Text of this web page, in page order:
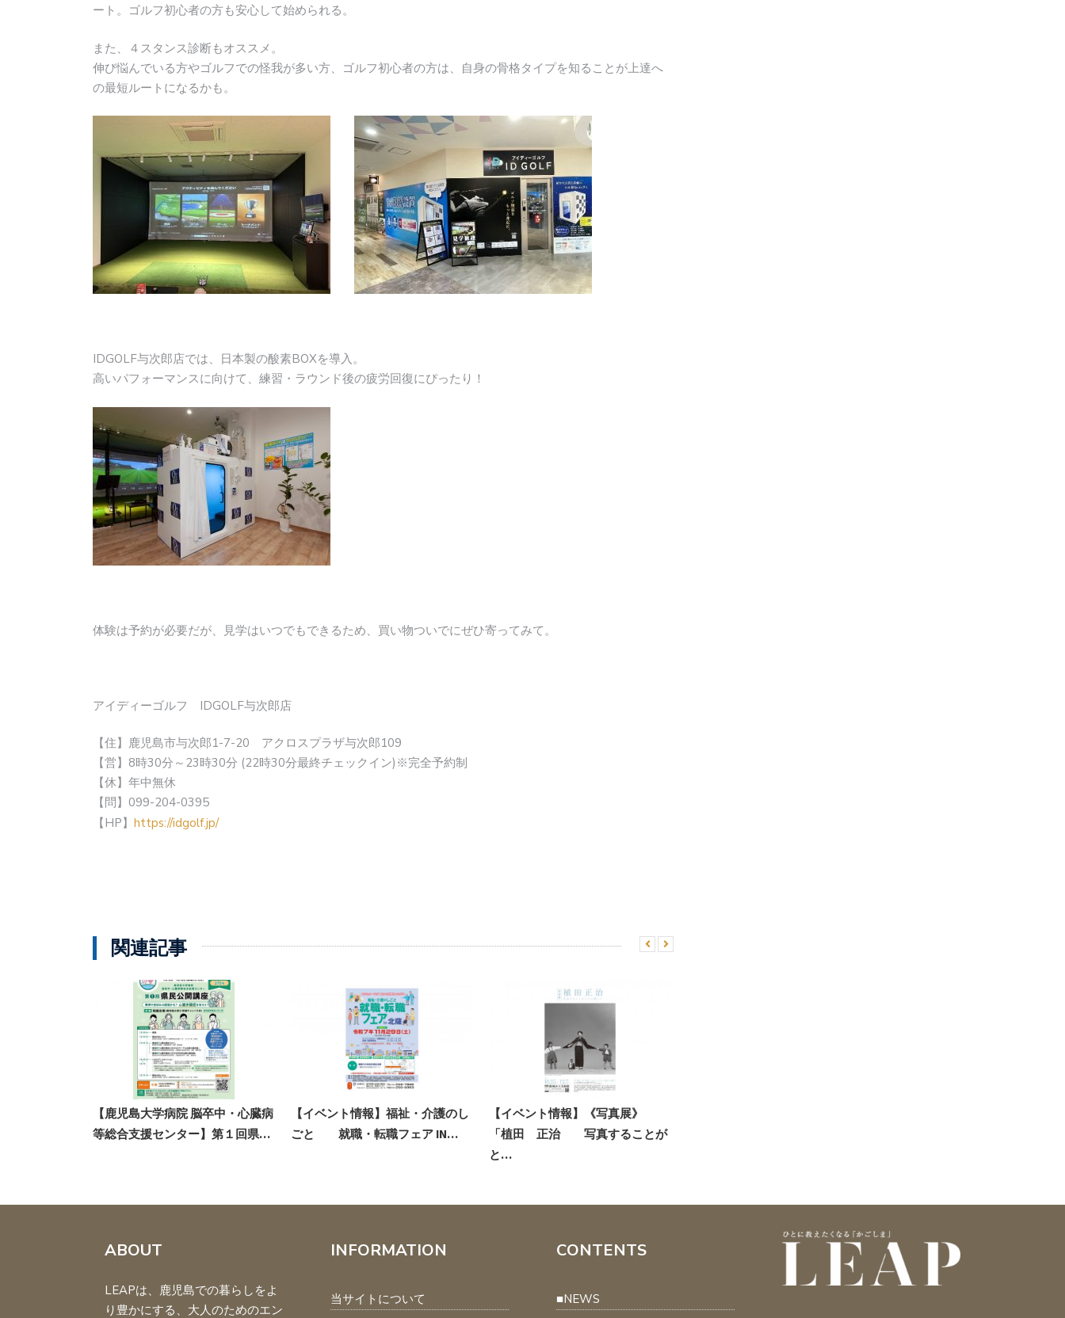
ート。ゴルフ初心者の方も安心して始められる。
また、４スタンス診断もオススメ。
伸び悩んでいる方やゴルフでの怪我が多い方、ゴルフ初心者の方は、自身の骨格タイプを知ることが上達へ
の最短ルートになるかも。
IDGOLF与次郎店では、日本製の酸素BOXを導入。
高いパフォーマンスに向けて、練習・ラウンド後の疲労回復にぴったり！
体験は予約が必要だが、見学はいつでもできるため、買い物ついでにぜひ寄ってみて。
アイディーゴルフ IDGOLF与次郎店
【住】鹿児島市与次郎1-7-20 アクロスプラザ与次郎109
【営】8時30分～23時30分 (22時30分最終チェックイン)※完全予約制
【休】年中無休
【問】099-204-0395
【HP】 https://idgolf.jp/
関連記事
【鹿児島大学病院 脳卒中・心臓病
等総合支援センター】第１回県…
【イベント情報】福祉・介護のし
ごと 就職・転職フェア IN…
【イベント情報】《写真展》
「植田 正治 写真することが
【イベント情報】 令和7年度 鹿
児島矯正展
ABOUT
LEAPは、鹿児島での暮らしをよ
り豊かにする、大人のためのエン
INFORMATION
当サイトについて
CONTENTS
■NEWS